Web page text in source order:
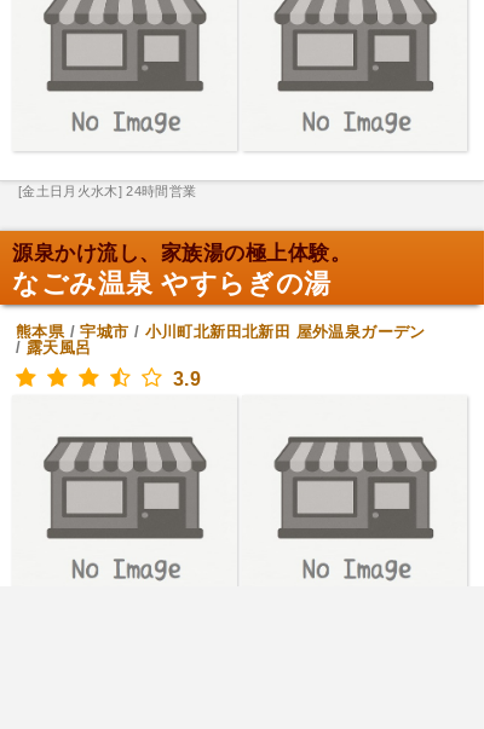
[金土日月火水木] 24時間営業
源泉かけ流し、家族湯の極上体験。
なごみ温泉 やすらぎの湯
熊本県/宇城市 / 小川町北新田北新田 屋外温泉ガーデン
/ 露天風呂
3.9